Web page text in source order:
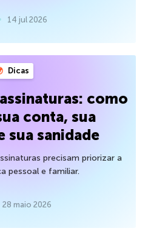
14 jul 2026
Dicas
como
conta, sua
sua sanidade
precisam priorizar a
pessoal e familiar.
28 maio 2026